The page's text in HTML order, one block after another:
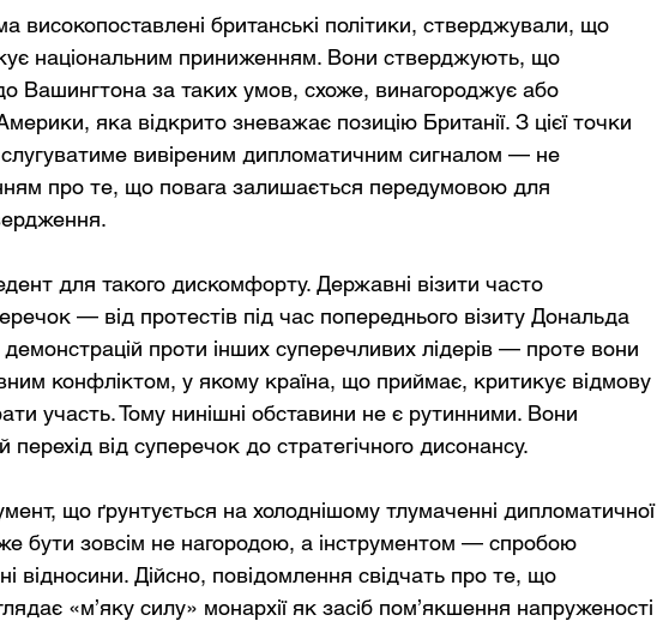
високопоставлені британські політики, стверджували, що
національним приниженням. Вони стверджують, що
Вашингтона за таких умов, схоже, винагороджує або
яка відкрито зневажає позицію Британії. З цієї точки
слугуватиме вивіреним дипломатичним сигналом — не
про те, що повага залишається передумовою для
для такого дискомфорту. Державні візити часто
— від протестів під час попереднього візиту Дональда
проти інших суперечливих лідерів — проте вони
конфліктом, у якому країна, що приймає, критикує відмову
участь. Тому нинішні обставини не є рутинними. Вони
від суперечок до стратегічного дисонансу.
що ґрунтується на холоднішому тлумаченні дипломатичної
бути зовсім не нагородою, а інструментом — спробою
відносини. Дійсно, повідомлення свідчать про те, що
«м’яку силу» монархії як засіб пом’якшення напруженості